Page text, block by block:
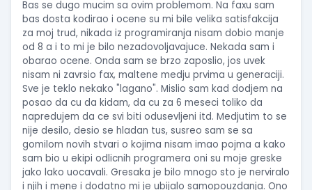
Bas se dugo mucim sa ovim problemom. Na faxu sam
bas dosta kodirao i ocene su mi bile velika satisfakcija
za moj trud, nikada iz programiranja nisam dobio manje
od 8 a i to mi je bilo nezadovoljavajuce. Nekada sam i
obarao ocene. Onda sam se brzo zaposlio, jos uvek
nisam ni zavrsio fax, maltene medju prvima u generaciji.
Sve je teklo nekako "lagano". Mislio sam kad dodjem na
posao da cu da kidam, da cu za 6 meseci toliko da
napredujem da ce svi biti odusevljeni itd. Medjutim to se
nije desilo, desio se hladan tus, susreo sam se sa
gomilom novih stvari o kojima nisam imao pojma a kako
sam bio u ekipi odlicnih programera oni su moje greske
jako lako uocavali. Gresaka je bilo mnogo sto je nerviralo
i njih i mene i dodatno mi je ubijalo samopouzdanja. Ono